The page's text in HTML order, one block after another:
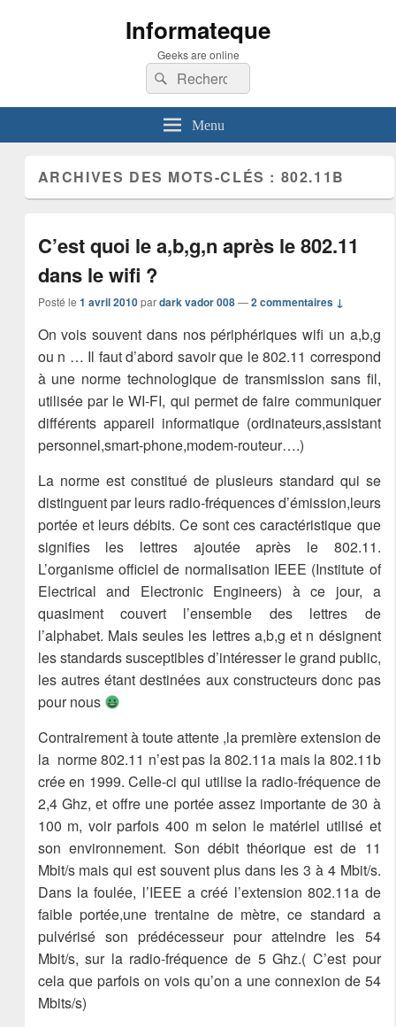
Informateque
Geeks are online
Recherche :
Rechercher
Menu
ARCHIVES DES MOTS-CLÉS : 802.11B
C’est quoi le a,b,g,n après le 802.11
dans le wifi ?
Posté le 1 avril 2010 pardark vador 008 —2 commentaires ↓
On vois souvent dans nos périphériques wifi un a,b,g
ou n … Il faut d’abord savoir que le 802.11 correspond
à une norme technologique de transmission sans fil,
utilisée par le WI-FI, qui permet de faire communiquer
différents appareil informatique (ordinateurs,assistant
personnel,smart-phone,modem-routeur….)
La norme est constitué de plusieurs standard qui se
distinguent par leurs radio-fréquences d’émission,leurs
portée et leurs débits. Ce sont ces caractéristique que
signifies les lettres ajoutée après le 802.11.
L’organisme officiel de normalisation IEEE (Institute of
Electrical and Electronic Engineers) à ce jour, a
quasiment couvert l’ensemble des lettres de
l’alphabet. Mais seules les lettres a,b,g et n désignent
les standards susceptibles d’intéresser le grand public,
les autres étant destinées aux constructeurs donc pas
pour nous
Contrairement à toute attente ,la première extension de
la norme 802.11 n’est pas la 802.11a mais la 802.11b
crée en 1999. Celle-ci qui utilise la radio-fréquence de
2,4 Ghz, et offre une portée assez importante de 30 à
100 m, voir parfois 400 m selon le matériel utilisé et
son environnement. Son débit théorique est de 11
Mbit/s mais qui est souvent plus dans les 3 à 4 Mbit/s.
Dans la foulée, l’IEEE a créé l’extension 802.11a de
faible portée,une trentaine de mètre, ce standard a
pulvérisé son prédécesseur pour atteindre les 54
Mbit/s, sur la radio-fréquence de 5 Ghz.( C’est pour
cela que parfois on vois qu’on a une connexion de 54
Mbits/s)